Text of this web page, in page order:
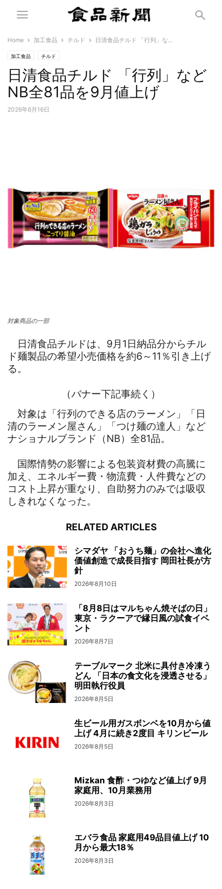
Home 加工食品 チルド 日清食品チルド 「行列」な...
加工食品 チルド
日清食品チルド 「行列」など
NB全81品を9月値上げ
2026年6月16日
対象商品の一部
日清食品チルドは、9月1日納品分からチル
ド麺製品の希望小売価格を約6～11％引き上げ
る。
（バナー下記事続く）
対象は「行列のできる店のラーメン」「日
清のラーメン屋さん」「つけ麺の達人」など
ナショナルブランド（NB）全81品。
国際情勢の影響による包装資材費の高騰に
加え、エネルギー費・物流費・人件費などの
コスト上昇が重なり、自助努力のみでは吸収
しきれなくなった。
RELATED ARTICLES
シマダヤ 「おうち麺」の会社へ進化
価値創造で成長目指す 岡田社長が方
針
2026年8月10日
「8月8日はマルちゃん焼そばの日」
東京・ラクーアで縁日風の試食イベ
ント
2026年8月7日
テーブルマーク 北米に具付き冷凍う
どん 「日本の食文化を浸透させる」
明田執行役員
2026年8月5日
生ビール用ガスボンベを10月から値
上げ 4月に続き2度目 キリンビール
2026年8月5日
Mizkan 食酢・つゆなど値上げ 9月
家庭用、10月業務用
2026年8月3日
エバラ食品 家庭用49品目値上げ 10
月から最大18％
2026年8月3日